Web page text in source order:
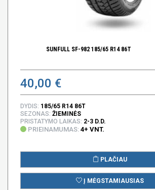
SUNFULL SF-982 185/65 R14 86T
40,00 €
DYDIS: 185/65 R14 86T
SEZONAS: ŽIEMINĖS
PRISTATYMO LAIKAS: 2-3 D.D.
PRIEINAMUMAS: 4+ VNT.
PLAČIAU
Į MĖGSTAMIAUSIAS